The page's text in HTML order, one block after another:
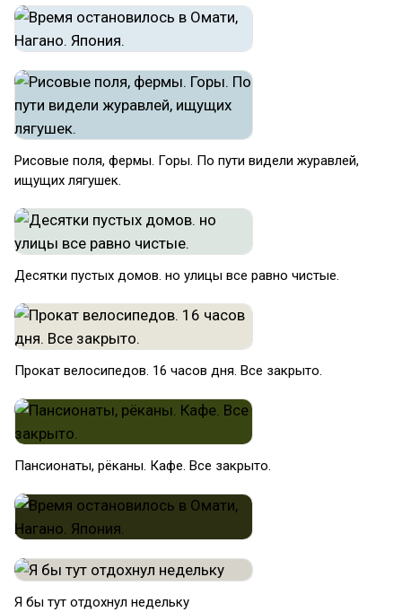
Рисовые поля, фермы. Горы. По пути видели журавлей,
ищущих лягушек.
Десятки пустых домов. но улицы все равно чистые.
Прокат велосипедов. 16 часов дня. Все закрыто.
Пансионаты, рёканы. Кафе. Все закрыто.
Я бы тут отдохнул недельку